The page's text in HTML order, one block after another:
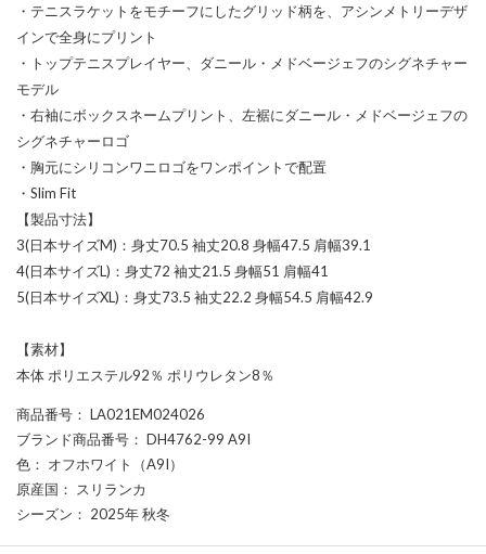
・テニスラケットをモチーフにしたグリッド柄を、アシンメトリーデザ
インで全身にプリント
・トップテニスプレイヤー、ダニール・メドベージェフのシグネチャー
モデル
・右袖にボックスネームプリント、左裾にダニール・メドベージェフの
シグネチャーロゴ
・胸元にシリコンワニロゴをワンポイントで配置
・Slim Fit
【製品寸法】
3(日本サイズM)：身丈70.5 袖丈20.8 身幅47.5 肩幅39.1
4(日本サイズL)：身丈72 袖丈21.5 身幅51 肩幅41
5(日本サイズXL)：身丈73.5 袖丈22.2 身幅54.5 肩幅42.9
【素材】
本体 ポリエステル92％ ポリウレタン8％
商品番号 ： LA021EM024026
ブランド商品番号 ： DH4762-99 A9I
色 ： オフホワイト（A9I）
原産国 ： スリランカ
シーズン ： 2025年 秋冬